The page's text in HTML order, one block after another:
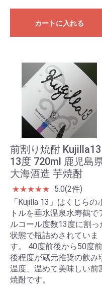
カートに入れる
前割り焼酎 Kujilla13
13度 720ml 鹿児島
大海酒造 芋焼酎
★★★★★
5.0(2件)
「Kujilla 13」はくじらの
トルを垂水温泉水寿鶴で
ルコール度数13度に割っ
状態で瓶詰めされていま
す。 40度前後から50度前
後程度が蔵元推奨の飲み
温度、温めて美味しい前
焼酎です。